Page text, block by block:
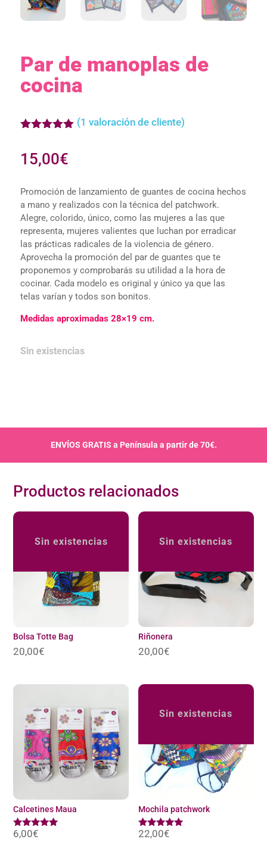
Par de manoplas de
cocina
de 5 en
base a
de un
(1 valoración de cliente)
15,00€
Promoción de lanzamiento de guantes de cocina hechos
a mano y realizados con la técnica del patchwork.
Alegre, colorido, único, como las mujeres a las que
representa, mujeres valientes que luchan por erradicar
las prácticas radicales de la violencia de género.
Aprovecha la promoción del par de guantes que te
proponemos y comprobarás su utilidad a la hora de
cocinar. Cada modelo es original y único ya que las
telas varían y todos son bonitos.
Medidas aproximadas 28×19 cm.
Sin existencias
ENVÍOS GRATIS a Península a partir de 70€.
Productos relacionados
Bolsa Totte Bag
20,00€
Sin existencias
Riñonera
20,00€
Sin existencias
Calcetines Maua
Valorado
6,00€
Mochila patchwork
Valorado
22,00€
Sin existencias